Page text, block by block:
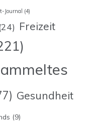
Journal (4)
Freizeit
Gesundheit
(9)